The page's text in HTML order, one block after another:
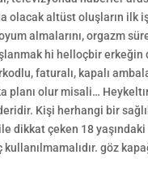
olacak altüst oluşların ilk
almalarını, orgazm
hi helloçbir erkeğin
faturalı, kapalı
olur misali…
Kişi herhangi bir
dikkat çeken 18
göz